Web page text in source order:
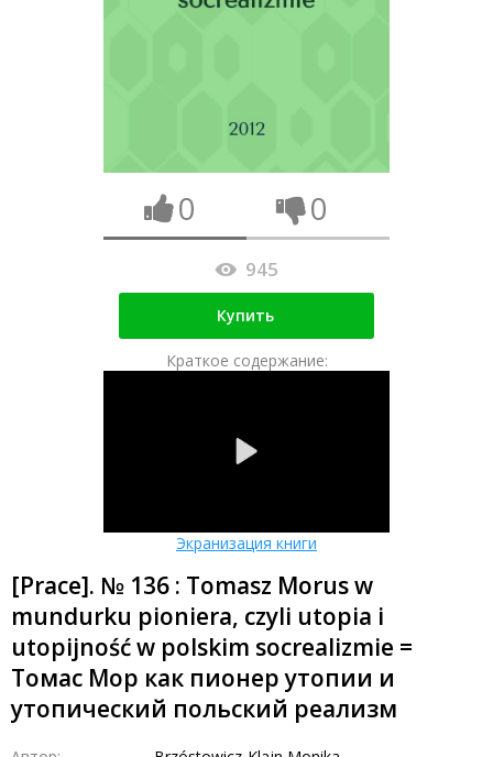
0 0
945
Купить
Краткое содержание:
Экранизация книги
[Prace]. № 136 : Tomasz Morus w
mundurku pioniera, czyli utopia i
utopijność w polskim socrealizmie =
Томас Мор как пионер утопии и
утопический польский реализм